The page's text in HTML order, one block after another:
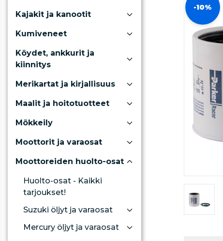
Kajakit ja kanootit
Kumiveneet
Köydet, ankkurit ja
kiinnitys
Merikartat ja kirjallisuus
Maalit ja hoitotuotteet
Mökkeily
Moottorit ja varaosat
Moottoreiden huolto-osat
Huolto-osat - Kaikki
tarjoukset!
Suzuki öljyt ja varaosat
Mercury öljyt ja varaosat
-10%